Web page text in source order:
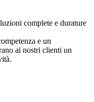
complete e durature
e un
ai nostri clienti un